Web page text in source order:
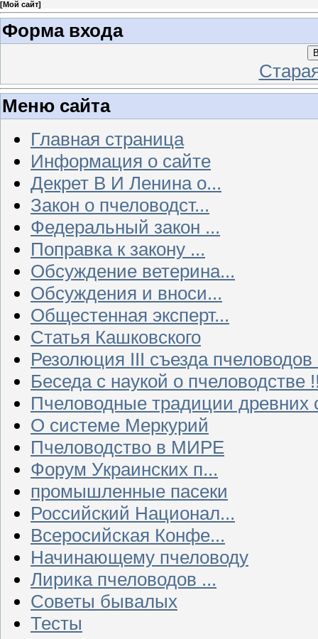
[Мой сайт]
Форма входа
Меню сайта
Главная страница
Информация о сайте
Декрет В И Ленина о...
Закон о пчеловодст...
Федеральный закон ...
Поправка к закону ...
Обсуждение ветерина...
Обсуждения и вноси...
Общестенная эксперт...
Статья Кашковского
Резолюция III съезда
Беседа с наукой о пчеловодстве
Пчеловодные традиции древних
О системе Меркурий
Пчеловодство в МИРЕ
Форум Украинских п...
промышленные пасеки
Российский Национал...
Всеросийская Конфе...
Начинающему пчеловоду
Лирика пчеловодов ...
Советы бывалых
Тесты